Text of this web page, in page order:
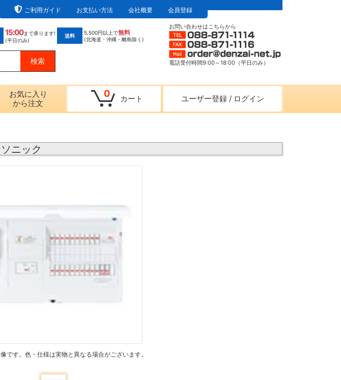
ご利用ガイド
お支払い方法 会社概要 会員登録
15:00まで承ります!
(平日のみ)
送料 5,500円以上で無料
(北海道・沖縄・離島除く)
お問い合わせはこちらから
電話受付時間9:00～18:00（平日のみ）
お気に入り
から注文
0 カート ユーザー登録 / ログイン
ニック
です。色・仕様は実物と異なる場合がございます。